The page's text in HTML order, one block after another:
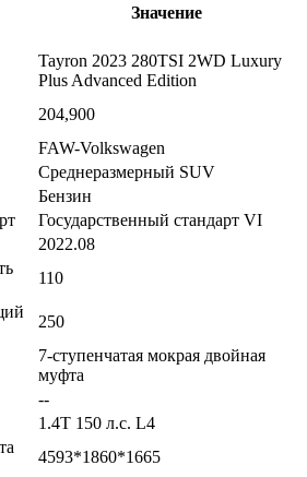
Значение
Tayron 2023 280TSI 2WD Luxury
Plus Advanced Edition
204,900
FAW-Volkswagen
Среднеразмерный SUV
Бензин
Государственный стандарт VI
2022.08
110
250
7-ступенчатая мокрая двойная
муфта
--
1.4T 150 л.с. L4
4593*1860*1665